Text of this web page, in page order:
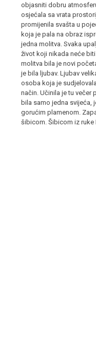
objasniti dobru
osjećala sa vrata
promijenila svašta u
koja je pala na obraz
jedna molitva. Svaka
život koji nikada neće
molitva bila je novi
je bila ljubav. Ljubav
osoba koja je
način. Učinila je tu večer
bila samo jedna svijeća,
gorućim plamenom.
šibicom. Šibicom iz ruke